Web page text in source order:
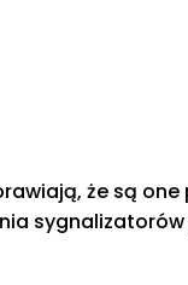
że są